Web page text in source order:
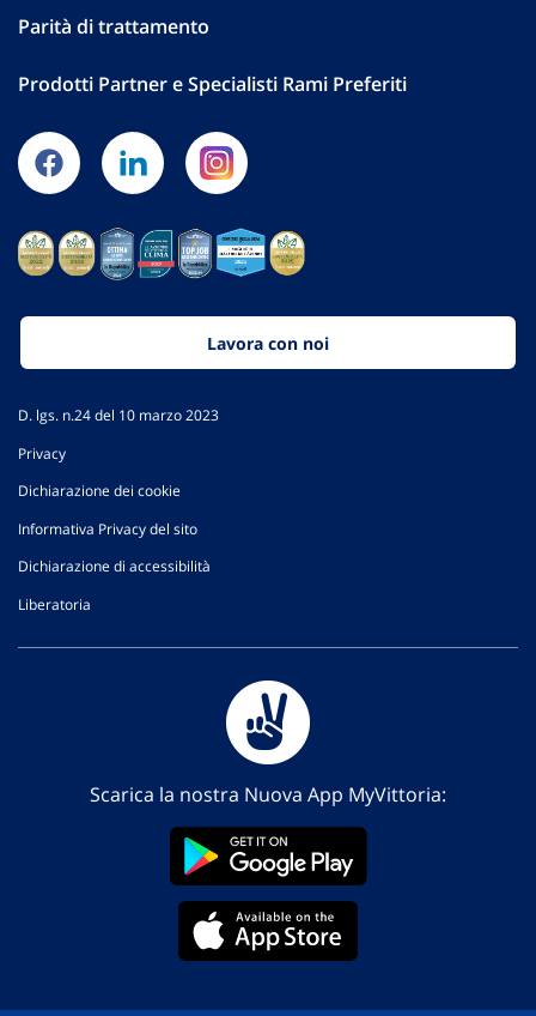
Parità di trattamento
Prodotti Partner e Specialisti Rami Preferiti
Lavora con noi
D. lgs. n.24 del 10 marzo 2023
Privacy
Dichiarazione dei cookie
Informativa Privacy del sito
Dichiarazione di accessibilità
Liberatoria
Scarica la nostra Nuova App MyVittoria: